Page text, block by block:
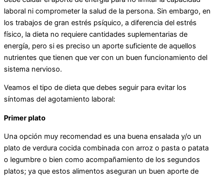
laboral ni comprometer la salud de la persona. Sin embargo, en
los trabajos de gran estrés psíquico, a diferencia del estrés
físico, la dieta no requiere cantidades suplementarias de
energía, pero si es preciso un aporte suficiente de aquellos
nutrientes que tienen que ver con un buen funcionamiento del
sistema nervioso.
Veamos el tipo de dieta que debes seguir para evitar los
síntomas del agotamiento laboral:
Primer plato
Una opción muy recomendad es una buena ensalada y/o un
plato de verdura cocida combinada con arroz o pasta o patata
o legumbre o bien como acompañamiento de los segundos
platos; ya que estos alimentos aseguran un buen aporte de